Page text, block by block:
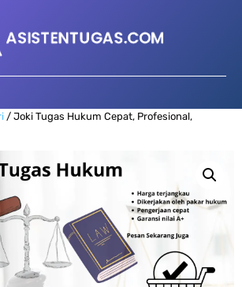
/ Joki Tugas Hukum Cepat, Profesional,